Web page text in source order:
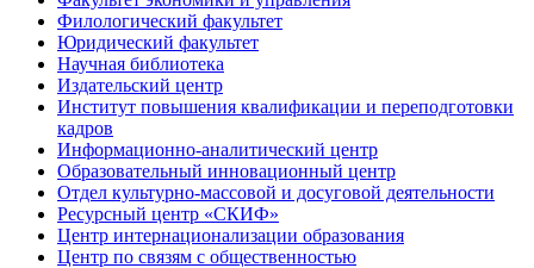
Филологический факультет
Юридический факультет
Научная библиотека
Издательский центр
Институт повышения квалификации и переподготовки
кадров
Информационно-аналитический центр
Образовательный инновационный центр
Отдел культурно-массовой и досуговой деятельности
Ресурсный центр «СКИФ»
Центр интернационализации образования
Центр по связям с общественностью